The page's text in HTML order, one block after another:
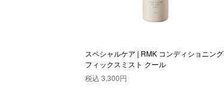
スペシャルケア | RMK コンディショニング
フィックスミスト クール
税込 3,300円